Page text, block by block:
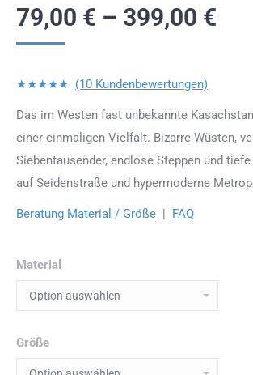
79,00 € – 399,00 €
★★★★★ (10 Kundenbewertungen)
Das im Westen fast unbekannte
einer einmaligen Vielfalt. Bizarre Wüsten,
Siebentausender, endlose Steppen und
auf Seidenstraße und hypermoderne
Beratung Material / Größe | FAQ
Material
Größe